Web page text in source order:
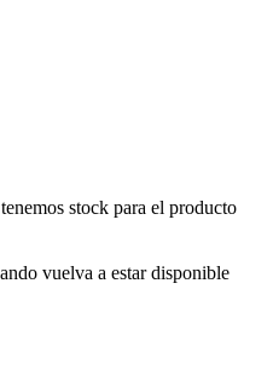
stock para el producto
vuelva a estar disponible